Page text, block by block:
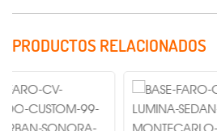
PRODUCTOS RELACIONADOS